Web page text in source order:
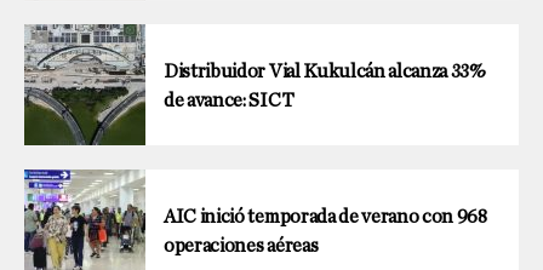
Distribuidor Vial Kukulcán alcanza 33%
de avance: SICT
AIC inició temporada de verano con 968
operaciones aéreas